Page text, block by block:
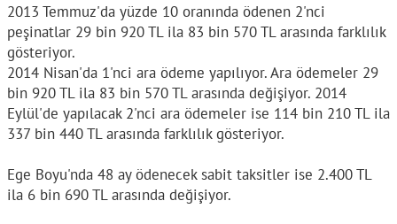
2013 Temmuz'da yüzde 10 oranında ödenen 2'nci
peşinatlar 29 bin 920 TL ila 83 bin 570 TL arasında farklılık
gösteriyor.
2014 Nisan'da 1'nci ara ödeme yapılıyor. Ara ödemeler 29
bin 920 TL ila 83 bin 570 TL arasında değişiyor. 2014
Eylül'de yapılacak 2'nci ara ödemeler ise 114 bin 210 TL ila
337 bin 440 TL arasında farklılık gösteriyor.
Ege Boyu'nda 48 ay ödenecek sabit taksitler ise 2.400 TL
ila 6 bin 690 TL arasında değişiyor.